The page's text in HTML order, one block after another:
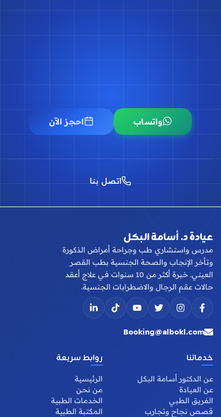
واتساب احجز الآن
اتصل بنا
عيادة د. أسامة البكل
مدرس واستشاري طب وجراحة أمراض الذكورة
وتأخر الإنجاب والصحة الجنسية بطب القصر
العيني. خبرة أكثر من 10 سنوات في علاج أعقد
حالات عقم الرجال والاضطرابات الجنسية.
Booking@albokl.com
خدماتنا
عن الدكتور أسامة البكل
عن العيادة
الفريق الطبي
قصص نجاح وتجارب
روابط سريعة
الرئيسية
من نحن
الخدمات الطبية
المكتبة الطبية